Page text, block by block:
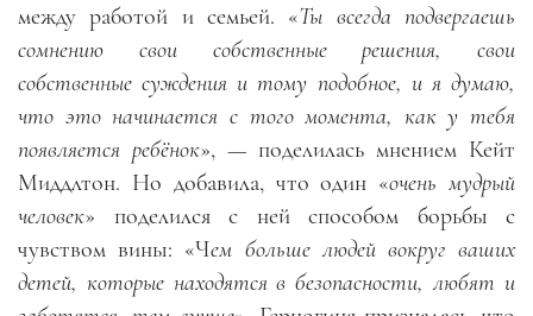
между работой и семьей. «Ты всегда подвергаешь
сомнению свои собственные решения, свои
собственные суждения и тому подобное, и я думаю,
что это начинается с того момента, как у тебя
появляется ребёнок», — поделилась мнением Кейт
Миддлтон. Но добавила, что один «очень мудрый
человек» поделился с ней способом борьбы с
чувством вины: «Чем больше людей вокруг ваших
детей, которые находятся в безопасности, любят и